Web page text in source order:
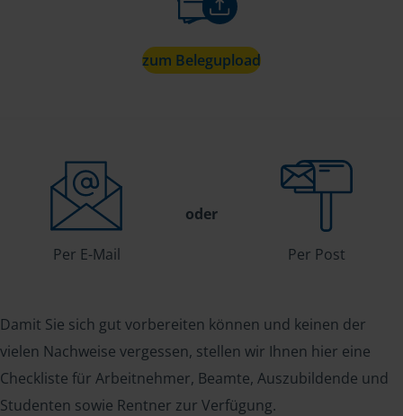
zum Belegupload
Per E-Mail
oder
Per Post
Damit Sie sich gut vorbereiten können und keinen der
vielen Nachweise vergessen, stellen wir Ihnen hier eine
Checkliste für Arbeitnehmer, Beamte, Auszubildende und
Studenten sowie Rentner zur Verfügung.